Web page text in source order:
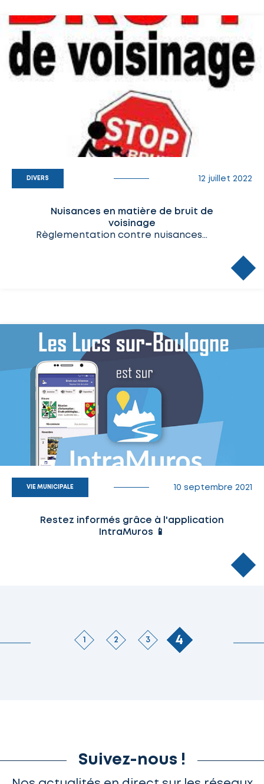
DIVERS 12 juillet 2022
Nuisances en matière de bruit de
voisinage
Règlementation contre nuisances…
VIE MUNICIPALE 10 septembre 2021
Restez informés grâce à l'application
IntraMuros 📱
1 2 3 4
Suivez-nous !